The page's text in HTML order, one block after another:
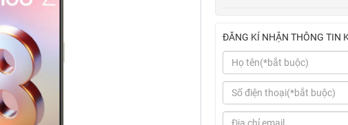
ĐĂNG KÍ NHẬN THÔNG TIN